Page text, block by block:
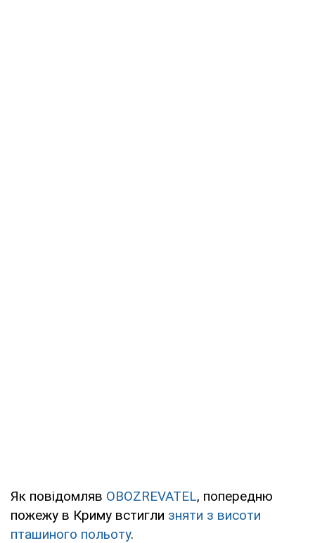
Як повідомляв OBOZREVATEL, попередню
пожежу в Криму встигли зняти з висоти
пташиного польоту.